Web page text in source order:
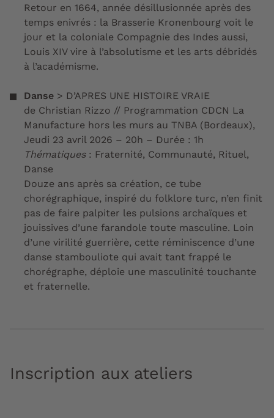
Retour en 1664, année désillusionnée après des
temps enivrés : la Brasserie Kronenbourg voit le
jour et la coloniale Compagnie des Indes aussi,
Louis XIV vire à l’absolutisme et les arts débridés
à l’académisme.
Danse > D’APRES UNE HISTOIRE VRAIE
de Christian Rizzo // Programmation CDCN La
Manufacture hors les murs au TNBA (Bordeaux),
Jeudi 23 avril 2026 – 20h – Durée : 1h​​​​​​​
Thématiques: Fraternité, Communauté, Rituel,
Danse
​​​​​​​Douze ans après sa création, ce tube
chorégraphique, inspiré du folklore turc, n’en finit
pas de faire palpiter les pulsions archaïques et
jouissives d’une farandole toute masculine. Loin
d’une virilité guerrière, cette réminiscence d’une
danse stambouliote qui avait tant frappé le
chorégraphe, déploie une masculinité touchante
et fraternelle.
Inscription aux ateliers